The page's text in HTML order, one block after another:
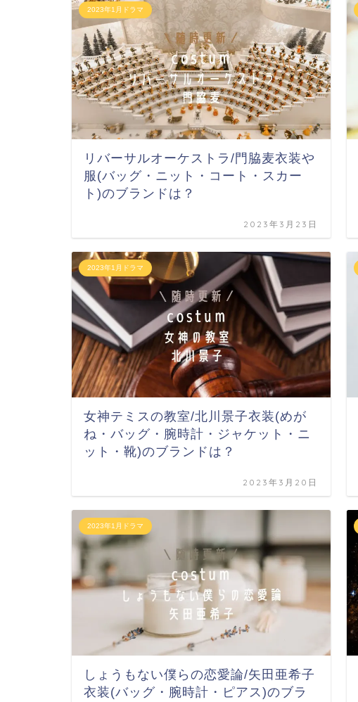
2023年1月ドラマ
リバーサルオーケストラ/門脇麦衣装や
服(バッグ・ニット・コート・スカー
ト)のブランドは？
2023年3月23日
2023年1月ドラマ
女神テミスの教室/北川景子衣装(めが
ね・バッグ・腕時計・ジャケット・ニ
ット・靴)のブランドは？
2023年3月20日
2023年1月ドラマ
しょうもない僕らの恋愛論/矢田亜希子
衣装(バッグ・腕時計・ピアス)のブラ